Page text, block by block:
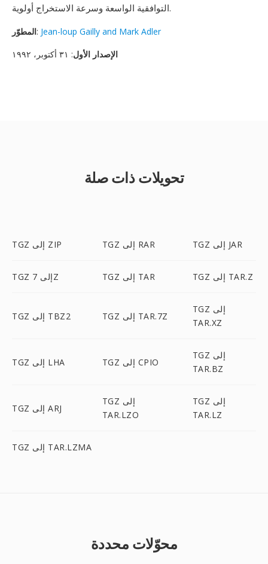
التوافقية الواسعة وسرعة الاستخراج أولوية.
المطوّر: Jean-loup Gailly and Mark Adler
الإصدار الأول: ٣١ أكتوبر، ١٩٩٢
تحويلات ذات صلة
TGZ إلى ZIP TGZ إلى RAR TGZ إلى JAR
TGZ إلى 7Z TGZ إلى TAR TGZ إلى TAR.Z
TGZ إلى TBZ2 TGZ إلى TAR.7Z
TGZ إلى
TAR.XZ
TGZ إلى LHA TGZ إلى CPIO
TGZ إلى
TAR.BZ
TGZ إلى ARJ
TGZ إلى
TAR.LZO
TGZ إلى
TAR.LZ
TGZ إلى TAR.LZMA
محوّلات محددة